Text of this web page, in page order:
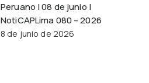
Peruano | 08 de junio |
NotiCAPLima 080 – 2026
8 de junio de 2026